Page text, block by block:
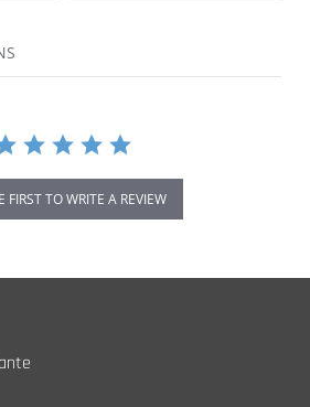
FIRST TO WRITE A REVIEW